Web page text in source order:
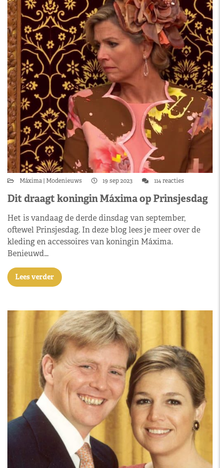
Máxima Modenieuws 19 sep 2023 114 reacties
Dit draagt koningin Máxima op Prinsjesdag
Het is vandaag de derde dinsdag van september,
oftewel Prinsjesdag. In deze blog lees je meer over de
kleding en accessoires van koningin Máxima.
Benieuwd…
Lees verder